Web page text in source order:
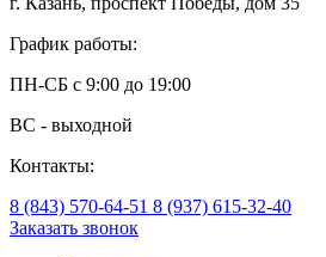
График работы:
ПН-СБ с 9:00 до 19:00
ВС - выходной
Контакты:
8 (843) 570-64-51 8 (937) 615-32-40
Заказать звонок